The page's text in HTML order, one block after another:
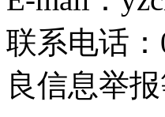
联系电话
良信息举